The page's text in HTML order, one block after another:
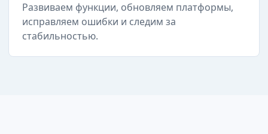
Развиваем функции, обновляем платформы,
исправляем ошибки и следим за
стабильностью.